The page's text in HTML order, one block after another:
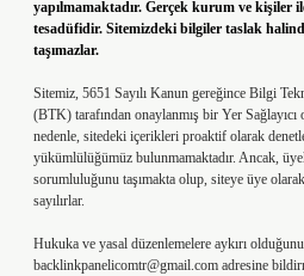
yapılmamaktadır. Gerçek kurum ve kişiler
tesadüfidir. Sitemizdeki bilgiler taslak
taşımazlar.
Sitemiz, 5651 Sayılı Kanun gereğince Bilgi
(BTK) tarafından onaylanmış bir Yer
nedenle, sitedeki içerikleri proaktif olarak
yükümlülüğümüz bulunmamaktadır. Ancak,
sorumluluğunu taşımakta olup, siteye üye
sayılırlar.
Hukuka ve yasal düzenlemelere aykırı
backlinkpanelicomtr@gmail.com adresine